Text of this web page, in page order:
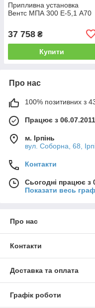
Припливна установка
Вентс МПА 300 Е-5,1 А70
37 758 ₴
Купити
Про нас
100% позитивних з
Працює з 06.07.2011
м. Ірпінь
вул. Соборна, 68,
Контакти
Сьогодні працює з
Показати весь
Про нас
Контакти
Доставка та оплата
Графік роботи